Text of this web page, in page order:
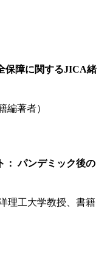
保障に関するJICA緒
編著者）
： パンデミック後の
理工大学教授、書籍